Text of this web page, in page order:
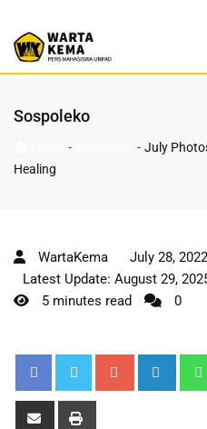
Sospoleko
- - July
Healing
WartaKema
July 28, 2022
Latest Update: August 29,
5 minutes read
0